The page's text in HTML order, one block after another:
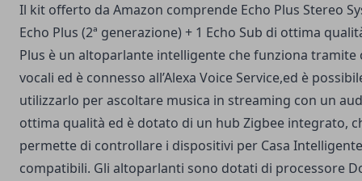
Il kit offerto da Amazon comprende Echo Plus Stereo
Echo Plus (2ª generazione) + 1 Echo Sub di ottima
Plus è un altoparlante intelligente che funziona tramite
vocali ed è connesso all’Alexa Voice Service,ed è
utilizzarlo per ascoltare musica in streaming con un
ottima qualità ed è dotato di un hub Zigbee integrato,
permette di controllare i dispositivi per Casa Intelligente
compatibili. Gli altoparlanti sono dotati di processore